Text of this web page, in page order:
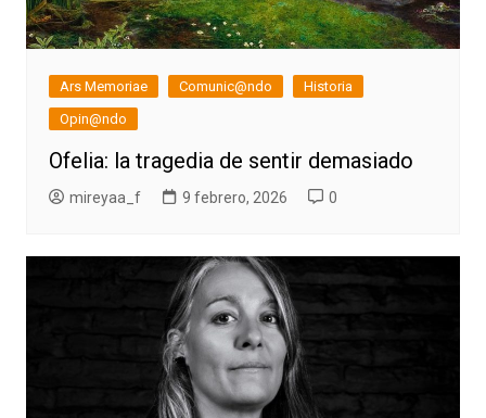
Ars Memoriae Comunic@ndo
Historia
Opin@ndo
Ofelia: la tragedia de sentir demasiado
mireyaa_f 9 febrero, 2026 0